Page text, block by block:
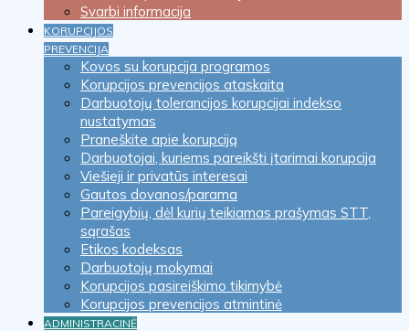
Svarbi informacija
KORUPCIJOS
PREVENCIJA
Kovos su korupcija programos
Korupcijos prevencijos ataskaita
Darbuotojų tolerancijos korupcijai indekso
nustatymas
Praneškite apie korupciją
Darbuotojai, kuriems pareikšti įtarimai korupcija
Viešieji ir privatūs interesai
Gautos dovanos/parama
Pareigybių, dėl kurių teikiamas prašymas STT,
sąrašas
Etikos kodeksas
Darbuotojų mokymai
Korupcijos pasireiškimo tikimybė
Korupcijos prevencijos atmintinė
ADMINISTRACINĖ